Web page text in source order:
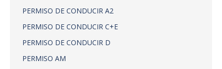
PERMISO DE CONDUCIR A2
PERMISO DE CONDUCIR C+E
PERMISO DE CONDUCIR D
PERMISO AM